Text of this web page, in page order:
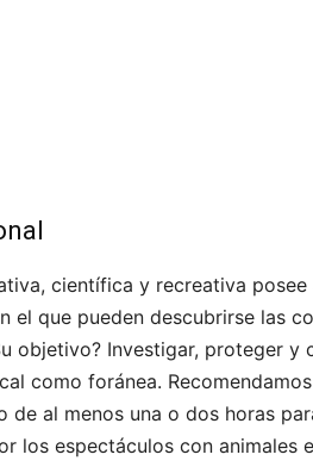
científica y recreativa
el que pueden descubrirse las
objetivo? Investigar, proteger y
como foránea.
de al menos una o dos horas
los espectáculos con animales